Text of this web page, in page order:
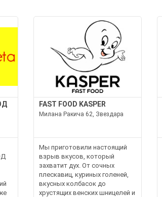
FAST FOOD KASPER
Милана Ракича 62, Звездара
Мы приготовили настоящий
взрыв вкусов, который
захватит дух. От сочных
плескавиц, куриных голеней,
вкусных колбасок до
хрустящих венских шницелей и